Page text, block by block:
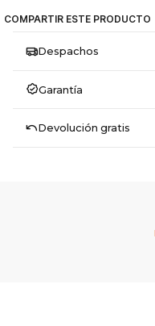
COMPARTIR ESTE PRODUCTO
Despachos
Garantía
Devolución gratis